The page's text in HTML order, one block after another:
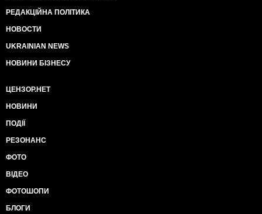
РЕДАКЦІЙНА ПОЛІТИКА
НОВОСТИ
UKRAINIAN NEWS
НОВИНИ БІЗНЕСУ
ЦЕНЗОР.НЕТ
НОВИНИ
ПОДІЇ
РЕЗОНАНС
ФОТО
ВІДЕО
ФОТОШОПИ
БЛОГИ